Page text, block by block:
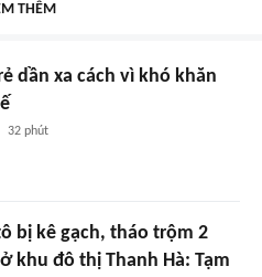
THÊM
dần xa cách vì khó khăn
32 phút
bị kê gạch, tháo trộm 2
khu đô thị Thanh Hà: Tạm